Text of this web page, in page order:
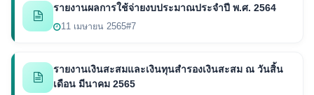
รายงานผลการใช้จ่ายงบประมาณประจำปี พ.ศ. 2564
11 เมษายน 2565#7
รายงานเงินสะสมและเงินทุนสำรองเงินสะสม ณ วันสิ้น
เดือน มีนาคม 2565